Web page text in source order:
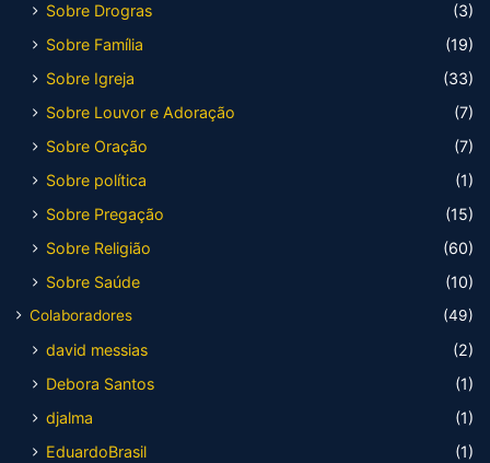
Sobre Drogras
(3)
Sobre Família
(19)
Sobre Igreja
(33)
Sobre Louvor e Adoração
(7)
Sobre Oração
(7)
Sobre política
(1)
Sobre Pregação
(15)
Sobre Religião
(60)
Sobre Saúde
(10)
Colaboradores (49)
david messias
(2)
Debora Santos
(1)
djalma
(1)
EduardoBrasil
(1)